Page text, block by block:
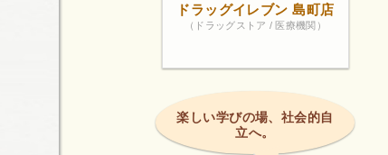
ドラッグイレブン 島町店
（ドラッグストア / 医療機関）
楽しい学びの場、社会的自
立へ。